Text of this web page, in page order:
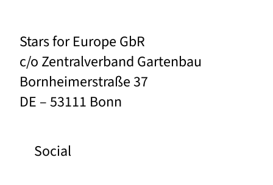
Stars for Europe GbR
c/o Zentralverband Gartenbau
Bornheimerstraße 37
DE – 53111 Bonn
Social